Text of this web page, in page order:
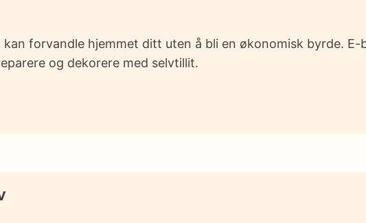
forvandle hjemmet ditt uten å bli en økonomisk byrde.
og dekorere med selvtillit.